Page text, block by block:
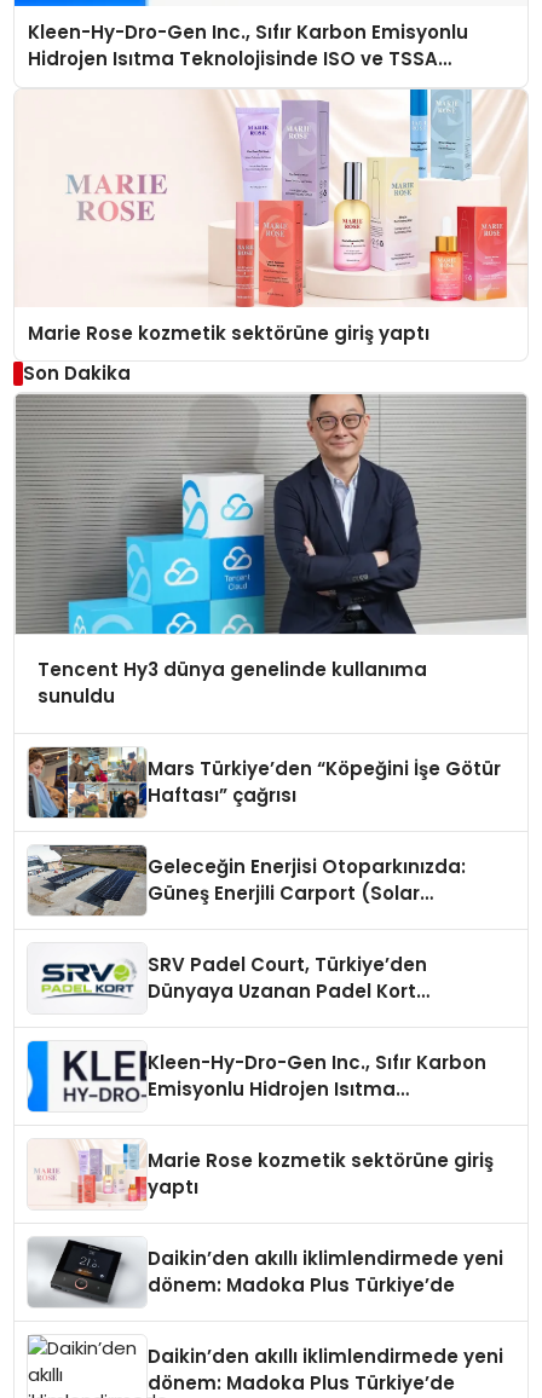
Kleen-Hy-Dro-Gen Inc., Sıfır Karbon Emisyonlu
Hidrojen Isıtma Teknolojisinde ISO ve TSSA
Düzenleyici Onaylarını Aldı
Marie Rose kozmetik sektörüne giriş yaptı
Son Dakika
Tencent Hy3 dünya genelinde kullanıma
sunuldu
Mars Türkiye’den “Köpeğini İşe Götür
Haftası” çağrısı
Geleceğin Enerjisi Otoparkınızda:
Güneş Enerjili Carport (Solar
SRV Padel Court, Türkiye’den
Dünyaya Uzanan Padel Kort
Kleen-Hy-Dro-Gen Inc., Sıfır Karbon
Emisyonlu Hidrojen Isıtma
Marie Rose kozmetik sektörüne giriş
yaptı
Daikin’den akıllı iklimlendirmede yeni
dönem: Madoka Plus Türkiye’de
Daikin’den akıllı iklimlendirmede yeni
dönem: Madoka Plus Türkiye’de